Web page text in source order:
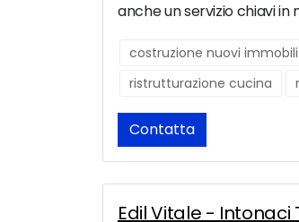
anche un servizio chiavi in
costruzione nuovi immobili
ristrutturazione cucina
Contatta
Edil Vitale -